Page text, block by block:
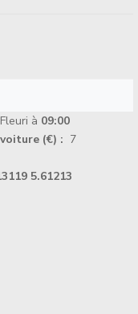
à 09:00
(€) : 7
5.61213